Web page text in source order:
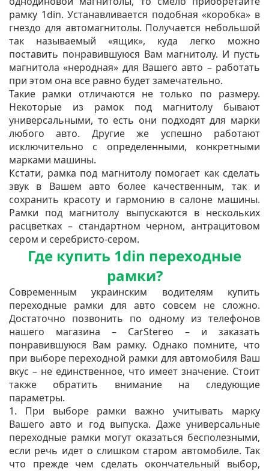
рамку 1din. Устанавливается подобная «коробка» в
гнездо для автомагнитолы. Получается небольшой
так называемый «ящик», куда легко можно
поставить понравившуюся Вам магнитолу. И пусть
магнитола «неродная» для Вашего авто – работать
при этом она все равно будет замечательно.
Такие рамки отличаются не только по размеру.
Некоторые из рамок под магнитолу бывают
универсальными, то есть они подходят для марки
любого авто. Другие же успешно работают
исключительно с определенными, конкретными
марками машины.
Кстати, рамка под магнитолу помогает как сделать
звук в Вашем авто более качественным, так и
сохранить красоту и гармонию в салоне машины.
Рамки под магнитолу выпускаются в нескольких
расцветках – стандартном черном, антрацитовом
сером и серебристо-сером.
Где купить 1din переходные
рамки?
Современным украинским водителям купить
переходные рамки для авто совсем не сложно.
Достаточно позвонить по одному из телефонов
нашего магазина – CarStereo – и заказать
понравившуюся Вам рамку. Однако помните, что
при выборе переходной рамки для автомобиля Ваш
вкус – не единственное, что имеет значение. Стоит
также обратить внимание на следующие
параметры.
1. При выборе рамки важно учитывать марку
Вашего авто и год выпуска. Даже универсальные
переходные рамки могут оказаться бесполезными,
если речь идет о слишком старом автомобиле. Так
что прежде чем сделать окончательный выбор,